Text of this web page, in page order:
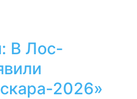
В Лос-
2026»